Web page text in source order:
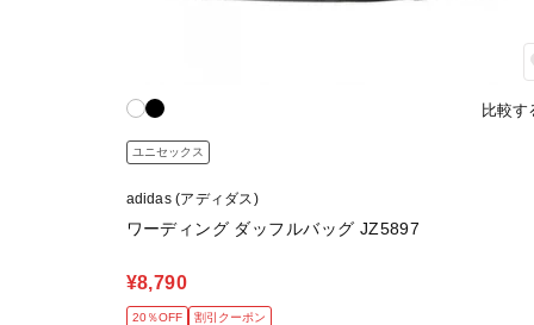
比較す
ユニセックス
adidas (アディダス)
ワーディング ダッフルバッグ JZ5897
¥8,790
20％OFF 割引クーポン